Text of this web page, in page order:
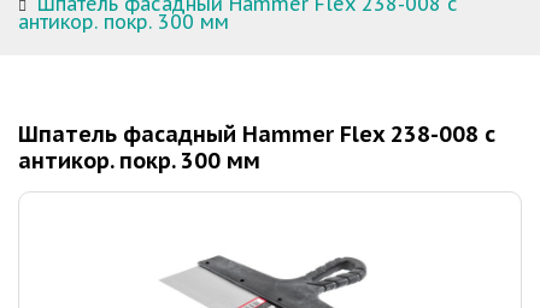
антикор. покр. 300 мм
Шпатель фасадный Hammer Flex 238-008 с
антикор. покр. 300 мм